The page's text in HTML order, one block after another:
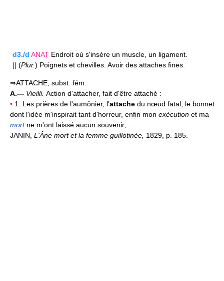
d3./d ANAT Endroit où s'insère un muscle, un ligament.
|| (Plur.) Poignets et chevilles. Avoir des attaches fines.
⇒ATTACHE, subst. fém.
A.— Vieilli. Action d'attacher, fait d'être attaché :
• 1. Les prières de l'aumônier, l'attache du nœud fatal, le bonnet
dont l'idée m'inspirait tant d'horreur, enfin mon exécution et ma
mortne m'ont laissé aucun souvenir; ...
JANIN, L'Âne mort et la femme guillotinée, 1829, p. 185.